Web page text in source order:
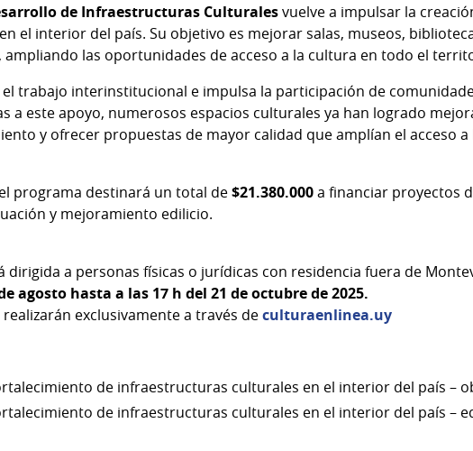
de Infraestructuras Culturalesvuelve a impulsar la
el interior del país. Su objetivo es mejorar salas, museos,
ampliando las oportunidades de acceso a la cultura en todo el
trabajo interinstitucional e impulsa la participación de
a este apoyo, numerosos espacios culturales ya han logrado
y ofrecer propuestas de mayor calidad que amplían el acceso
programa destinará un total de$21.380.000a financiar proyectos
y mejoramiento edilicio.
dirigida a personas físicas o jurídicas con residencia fuera de
agosto hasta a las 17 h del 21 de octubre de 2025.
exclusivamente a través deculturaenlinea.uy
de infraestructuras culturales en el interior del país –
de infraestructuras culturales en el interior del país –